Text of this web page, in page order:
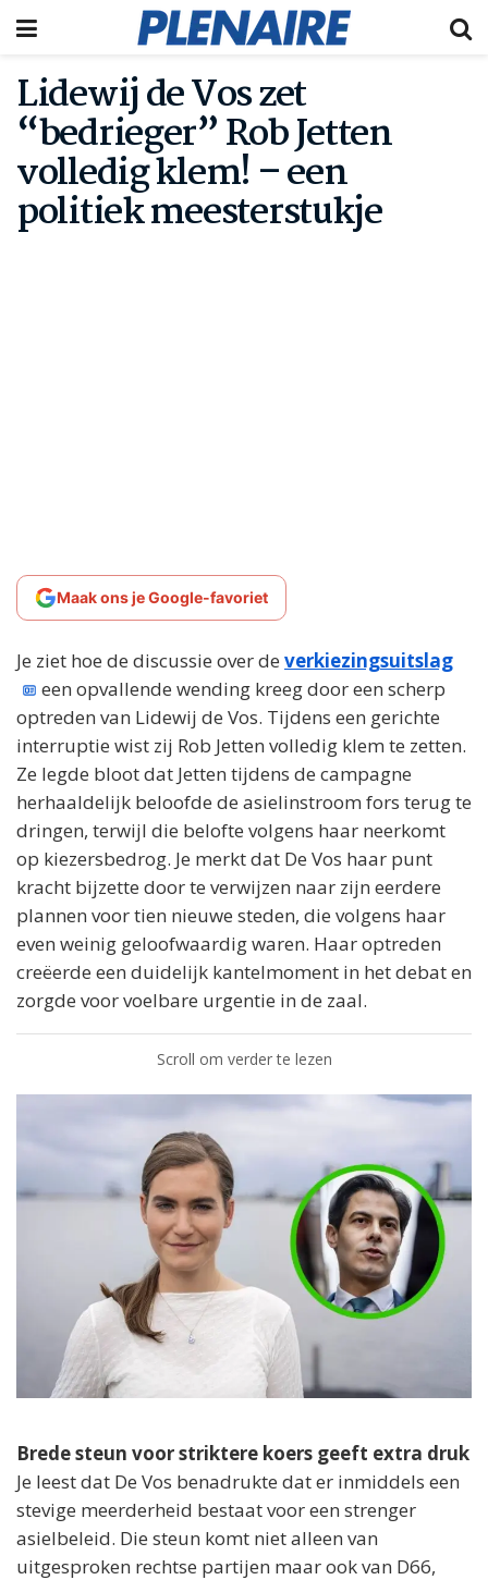
Lidewij de Vos zet
“bedrieger” Rob Jetten
volledig klem! – een
politiek meesterstukje
Maak ons je Google-favoriet
Je ziet hoe de discussie over de verkiezingsuitslag
een opvallende wending kreeg door een scherp
optreden van Lidewij de Vos. Tijdens een gerichte
interruptie wist zij Rob Jetten volledig klem te zetten.
Ze legde bloot dat Jetten tijdens de campagne
herhaaldelijk beloofde de asielinstroom fors terug te
dringen, terwijl die belofte volgens haar neerkomt
op kiezersbedrog. Je merkt dat De Vos haar punt
kracht bijzette door te verwijzen naar zijn eerdere
plannen voor tien nieuwe steden, die volgens haar
even weinig geloofwaardig waren. Haar optreden
creëerde een duidelijk kantelmoment in het debat en
zorgde voor voelbare urgentie in de zaal.
Scroll om verder te lezen
Brede steun voor striktere koers geeft extra druk
Je leest dat De Vos benadrukte dat er inmiddels een
stevige meerderheid bestaat voor een strenger
asielbeleid. Die steun komt niet alleen van
uitgesproken rechtse partijen maar ook van D66,